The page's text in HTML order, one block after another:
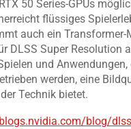
50 Series-GPUs
flüssiges
auch ein Transformer-
DLSS Super Resolution
und
werden, eine
Technik bietet.
blog/